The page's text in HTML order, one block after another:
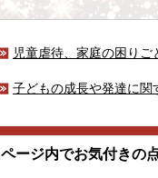
児童虐待、家庭の困りご
子どもの成長や発達に関
ページ内でお気付きの